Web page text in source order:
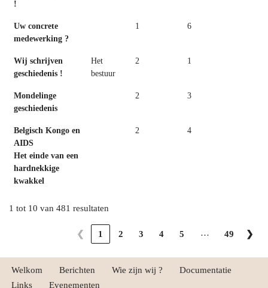
!
Uw concrete
medewerking ?
1 6
Wij schrijven
geschiedenis !
Het
bestuur
2 1
Mondelinge
geschiedenis
2 3
Belgisch Kongo en
AIDS
Het einde van een
hardnekkige
kwakkel
2 4
1 tot 10 van 481 resultaten
❮ 1 2 3 4 5 … 49 ❯
Welkom Berichten Wie zijn wij ?
Documentatie
Links
Evenementen